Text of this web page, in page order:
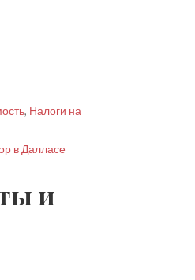
, Налоги на
в Далласе
и